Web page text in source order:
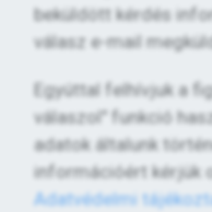
beküldött kérdés
válasz e-mail
Egyúttal felhívjuk a
válaszol" funkció
adatok általunk
információért kérjük
Adatvédelmi